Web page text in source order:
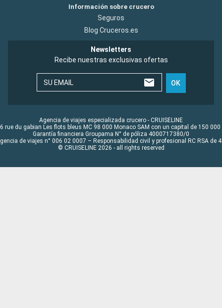
Información sobre crucero
Seguros
Blog Cruceros.es
Newsletters
Recibe nuestras exclusivas ofertas
SU EMAIL OK
Agencia de viajes especializada crucero - CRUISELINE
rue du gabian Les flots bleus MC 98 000 Monaco SAM con un capital de 150 000
Garantía financiera Groupama N° de póliza 4000717380/0
de viajes n° 006 02 0007 – Responsabilidad civil y profesional RC RSA de
© CRUISELINE 2026 - all rights reserved